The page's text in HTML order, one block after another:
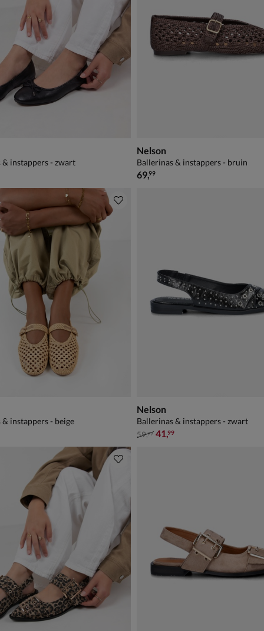
& instappers - zwart
Nelson
Ballerinas & instappers - bruin
€ 69,99
69,99
& instappers - beige
Nelson
Ballerinas & instappers - zwart
van € 59,99 voor € 41,99
59,99 41,99